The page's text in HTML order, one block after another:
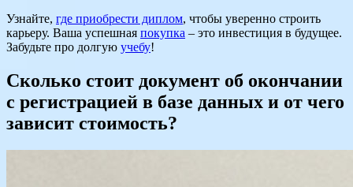
Узнайте, где приобрести диплом, чтобы уверенно строить
карьеру. Ваша успешная покупка – это инвестиция в будущее.
Забудьте про долгую учебу!
Сколько стоит документ об окончании
с регистрацией в базе данных и от чего
зависит стоимость?